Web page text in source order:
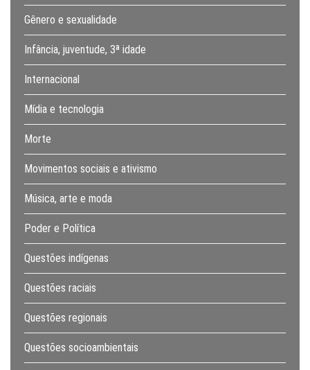
Gênero e sexualidade
Infância, juventude, 3ª idade
Internacional
Mídia e tecnologia
Morte
Movimentos sociais e ativismo
Música, arte e moda
Poder e Política
Questões indígenas
Questões raciais
Questões regionais
Questões socioambientais